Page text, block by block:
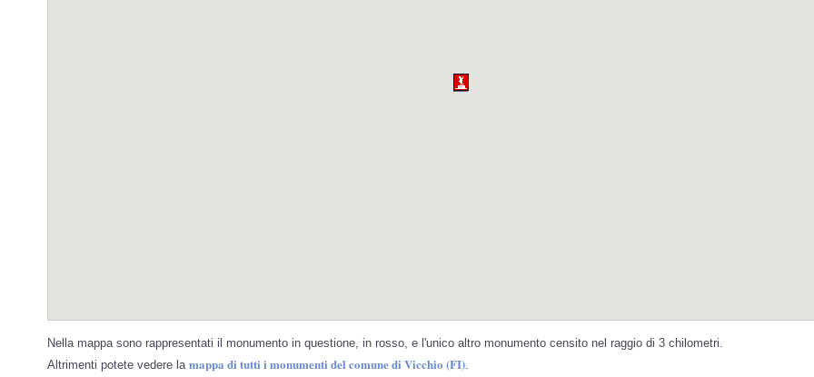
Nella mappa sono rappresentati il monumento in questione, in rosso, e l'unico altro monumento censito nel raggio di 3 chilometri.
Altrimenti potete vedere la mappa di tutti i monumenti del comune di Vicchio (FI)